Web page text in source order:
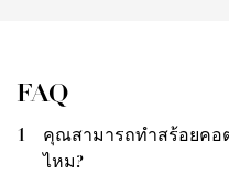
FAQ
1
คุณสามารถทำสร้อยคอ
ไหม?